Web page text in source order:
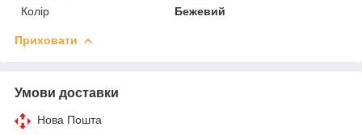
Колір
Бежевий
Приховати
Умови доставки
Нова Пошта